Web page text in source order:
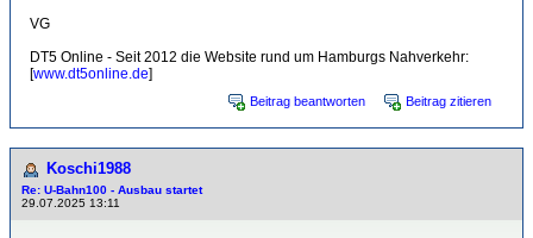
VG
DT5 Online - Seit 2012 die Website rund um Hamburgs Nahverkehr:
[www.dt5online.de]
Beitrag beantworten Beitrag zitieren
Koschi1988
Re: U-Bahn100 - Ausbau startet
29.07.2025 13:11